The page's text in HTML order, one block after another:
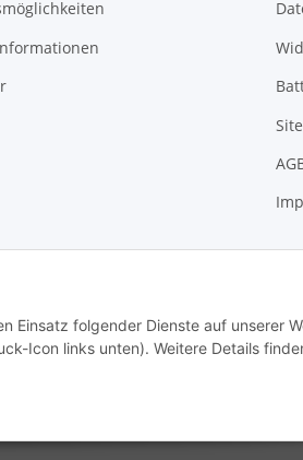
Einsatz folgender Dienste auf unserer
Icon links unten). Weitere Details